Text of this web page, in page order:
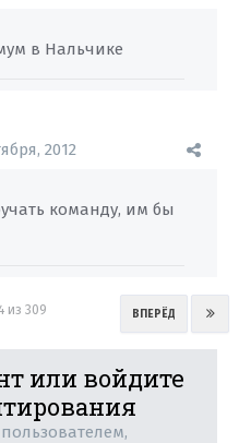
в Нальчике
2012
команду, им бы
ВПЕРЁД
из 309
или войдите